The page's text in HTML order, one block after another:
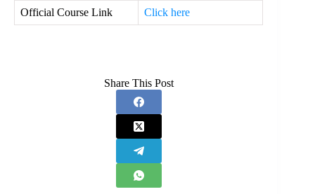
Official Course Link Click here
Share This Post